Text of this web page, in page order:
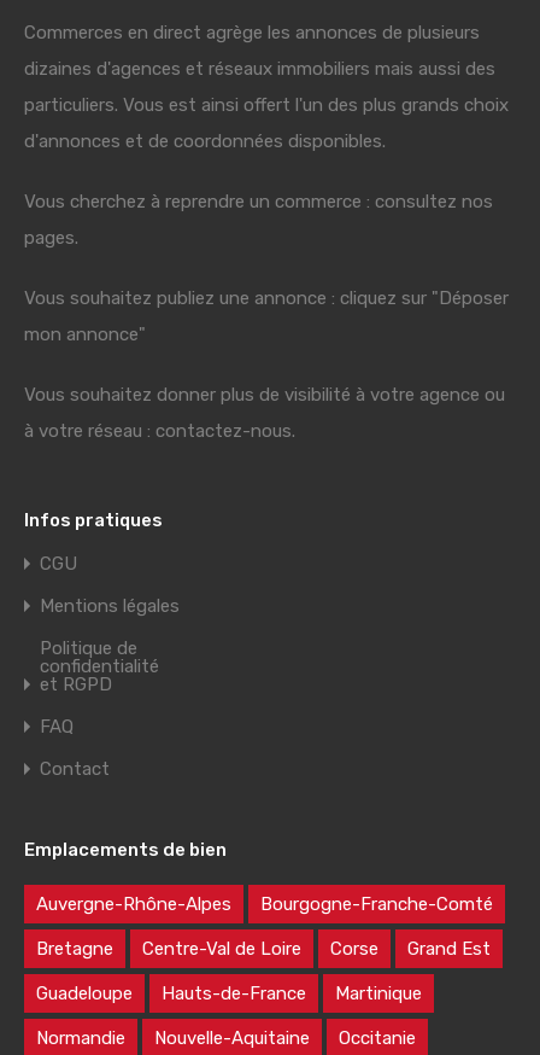
Commerces en direct agrège les annonces de plusieurs
dizaines d'agences et réseaux immobiliers mais aussi des
particuliers. Vous est ainsi offert l'un des plus grands choix
d'annonces et de coordonnées disponibles.
Vous cherchez à reprendre un commerce : consultez nos
pages.
Vous souhaitez publiez une annonce : cliquez sur "Déposer
mon annonce"
Vous souhaitez donner plus de visibilité à votre agence ou
à votre réseau : contactez-nous.
Infos pratiques
CGU
Mentions légales
Politique de
confidentialité
et RGPD
FAQ
Contact
Emplacements de bien
Auvergne-Rhône-Alpes Bourgogne-Franche-Comté
Bretagne Centre-Val de Loire Corse Grand Est
Guadeloupe Hauts-de-France Martinique
Normandie Nouvelle-Aquitaine Occitanie